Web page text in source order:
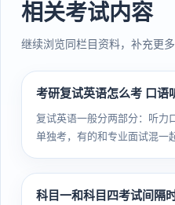
相关考试内容
继续浏览同栏目资料，补充更
考研复试英语怎么考 口语
复试英语一般分两部分：听力
单独考，有的和专业面试混一
科目一和科目四考试间隔